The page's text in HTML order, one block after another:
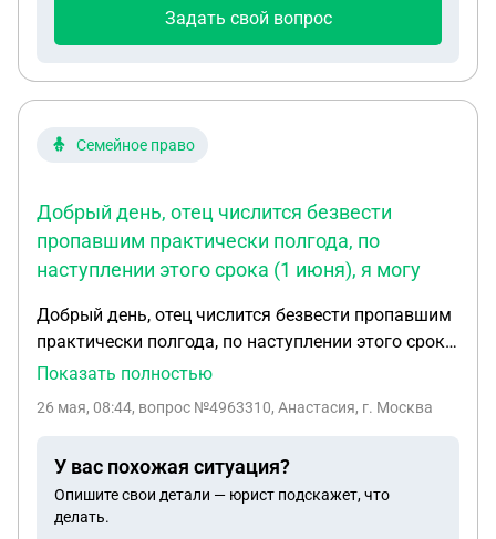
Задать свой вопрос
Семейное право
Добрый день, отец числится безвести
пропавшим практически полгода, по
наступлении этого срока (1 июня), я могу
Добрый день, отец числится безвести пропавшим
практически полгода, по наступлении этого срока
(1 июня), я могу признать его умершим, хотелось
обстоятельства и к сожалению, вряд ли он жив, у
зарегистрирован, она подала в суд, дабы
признать факт совместного проживания и
признать себя "женой") и двое общих детей
Показать полностью
26 мая, 08:44, вопрос №4963310, Анастасия, г. Москва
У вас похожая ситуация?
Опишите свои детали — юрист подскажет, что
делать.